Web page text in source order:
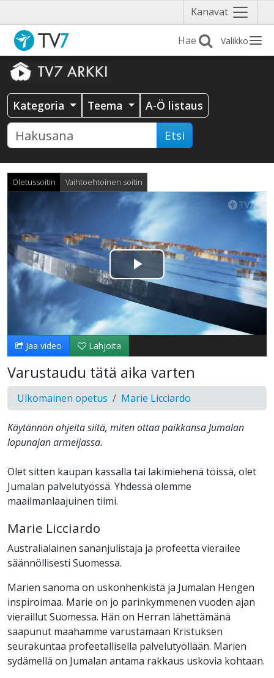
Kanavat Näytä
valikko
Valikko
Kategoria Teema A-Ö listaus
Etsi
Oletussoitin Vaihtoehtoinen soitin
Toista
Video
Jaa video Lahjoita
Varustaudu tätä aika varten
Ulkomainen opetus Marie Licciardo
Käytännön ohjeita siitä, miten ottaa paikkansa Jumalan
lopunajan armeijassa.
Olet sitten kaupan kassalla tai lakimiehenä töissä, olet
Jumalan palvelutyössä. Yhdessä olemme
maailmanlaajuinen tiimi.
Marie Licciardo
Australialainen sananjulistaja ja profeetta vierailee
säännöllisesti Suomessa.
Marien sanoma on uskonhenkistä ja Jumalan Hengen
inspiroimaa. Marie on jo parinkymmenen vuoden ajan
vieraillut Suomessa. Hän on Herran lähettämänä
saapunut maahamme varustamaan Kristuksen
seurakuntaa profeetallisella palvelutyöllään. Marien
sydämellä on Jumalan antama rakkaus uskovia kohtaan.